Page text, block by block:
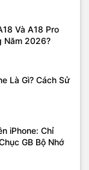
Và A18 Pro
Năm 2026?
Là Gì? Cách Sử
iPhone: Chỉ
GB Bộ Nhớ